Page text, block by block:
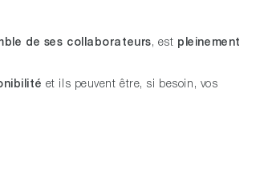
de ses collaborateurs, est pleinement
et ils peuvent être, si besoin, vos